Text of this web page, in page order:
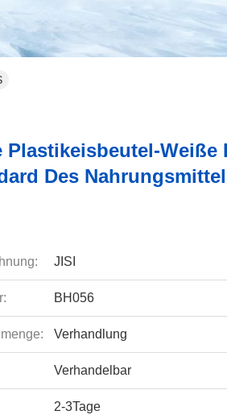
Plastikeisbeutel-Weiße
Des
JISI
BH056
Verhandlung
Verhandelbar
2-3Tage